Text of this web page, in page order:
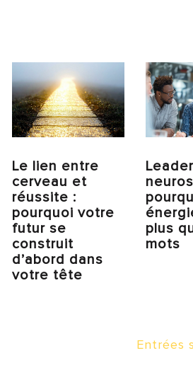
Le lien entre
cerveau et
réussite :
pourquoi votre
futur se
construit
d’abord dans
votre tête
plus
mots
Entrées